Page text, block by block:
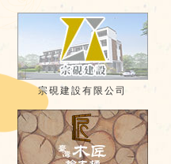
宗硯建設有限公司